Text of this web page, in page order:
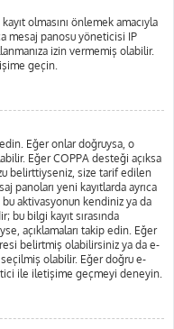
olmasını önlemek amacıyla
mesaj panosu yöneticisi IP
izin vermemiş olabilir.
geçin.
Eğer onlar doğruysa, o
Eğer COPPA desteği açıksa
belirttiyseniz, size tarif edilen
panoları yeni kayıtlarda ayrıca
aktivasyonun kendiniz ya da
bu bilgi kayıt sırasında
açıklamaları takip edin. Eğer
belirtmiş olabilirsiniz ya da e-
olabilir. Eğer doğru e-
ile iletişime geçmeyi deneyin.